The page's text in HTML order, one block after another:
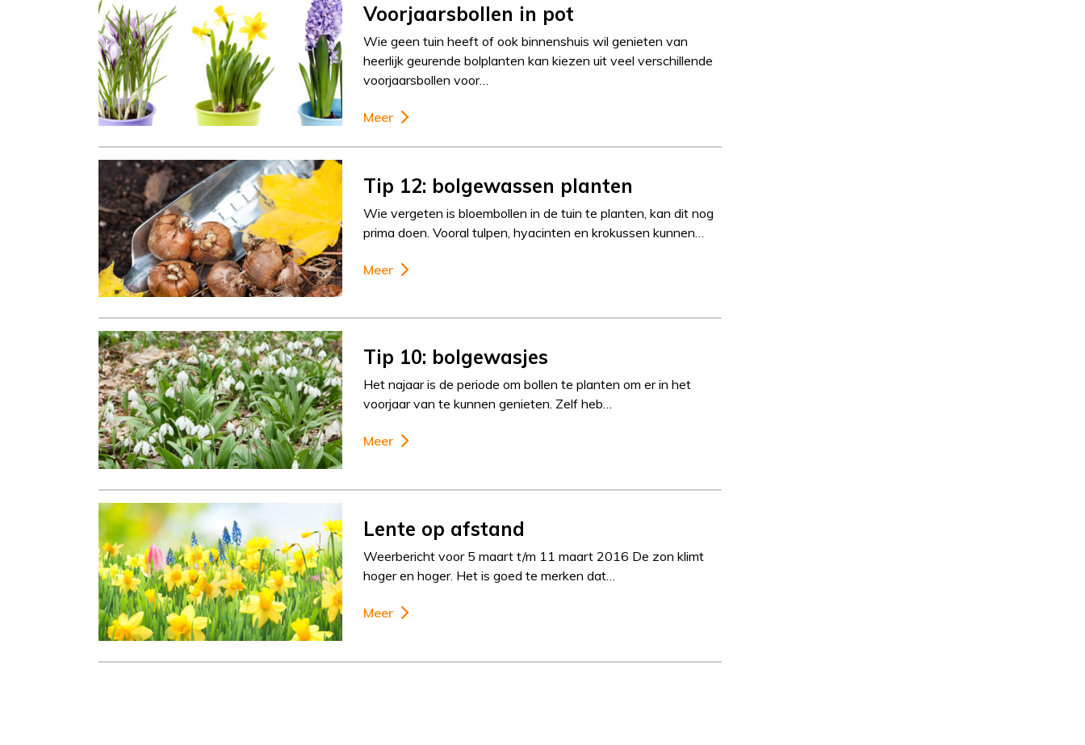
Voorjaarsbollen in pot
Wie geen tuin heeft of ook binnenshuis wil genieten van
heerlijk geurende bolplanten kan kiezen uit veel verschillende
voorjaarsbollen voor…
Meer
Tip 12: bolgewassen planten
Wie vergeten is bloembollen in de tuin te planten, kan dit nog
prima doen. Vooral tulpen, hyacinten en krokussen kunnen…
Meer
Tip 10: bolgewasjes
Het najaar is de periode om bollen te planten om er in het
voorjaar van te kunnen genieten. Zelf heb…
Meer
Lente op afstand
Weerbericht voor 5 maart t/m 11 maart 2016 De zon klimt
hoger en hoger. Het is goed te merken dat…
Meer